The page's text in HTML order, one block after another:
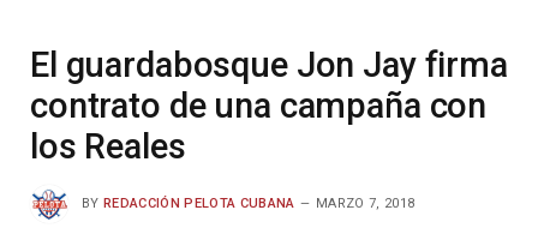
El guardabosque Jon Jay firma
contrato de una campaña con
los Reales
BY REDACCIÓN PELOTA CUBANA MARZO 7, 2018